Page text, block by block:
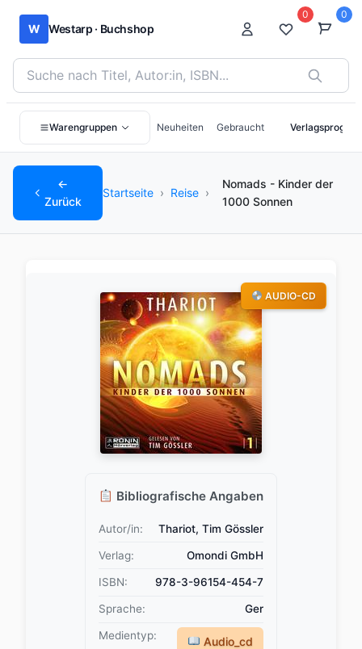
W Westarp · Buchshop
Bücher suchen nach Titel, Autor:in oder ISBN
0 0
Warengruppen Neuheiten Gebraucht
←
Zurück
Startseite › Reise ›
Nomads - Kinder der
1000 Sonnen
Bibliografische Angaben
Autor/in: Thariot, Tim Gössler
Verlag: Omondi GmbH
ISBN: 978-3-96154-454-7
Sprache: Ger
Medientyp: Audio_cd
AUDIO-CD